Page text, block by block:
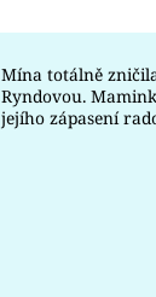
Sledujte
Mína totálně
Ryndovou.
jejího zápasení